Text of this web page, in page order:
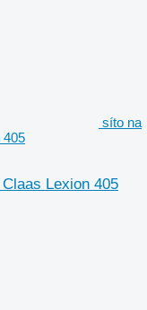
síto na
405
Lexion 405